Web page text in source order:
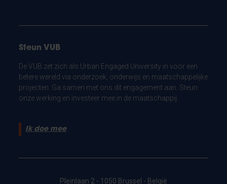
Steun VUB
De VUB zet zich als Urban Engaged University in voor een
betere wereld via onderzoek, onderwijs en maatschappelijke
projecten. Ga samen met ons dit engagement aan. Steun
onze werking en investeer mee in de maatschappij.
Ik doe mee
Pleinlaan 2 - 1050 Brussel - België